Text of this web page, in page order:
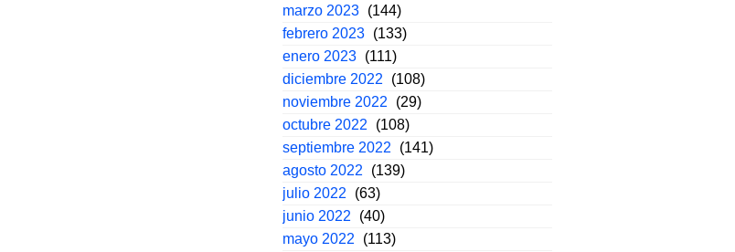
marzo 2023 (144)
febrero 2023 (133)
enero 2023 (111)
diciembre 2022
(108)
noviembre 2022
(29)
octubre 2022
(108)
septiembre 2022
(141)
agosto 2022
(139)
julio 2022
(63)
junio 2022
(40)
mayo 2022
(113)